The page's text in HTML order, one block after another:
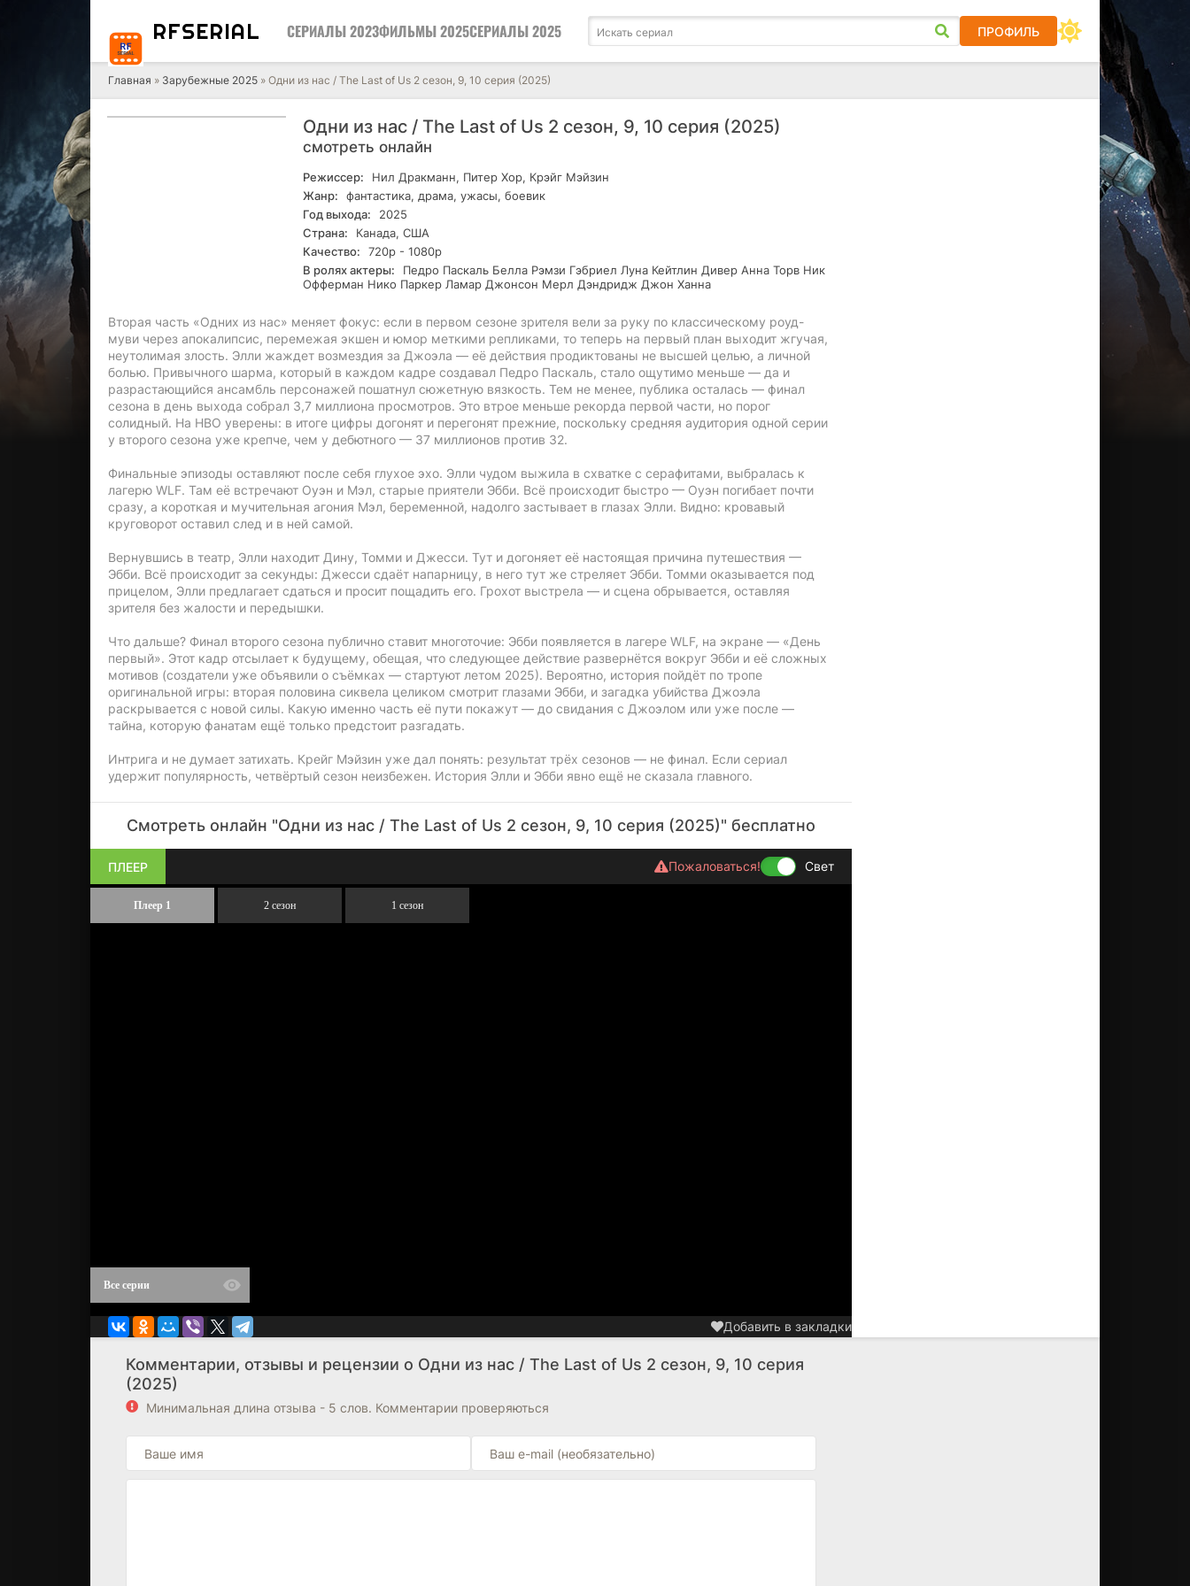
RFSERIAL СЕРИАЛЫ 2023ФИЛЬМЫ 2025СЕРИАЛЫ 2025 ПРОФИЛЬ
Главная » Зарубежные 2025 » Одни из нас / The Last of Us 2 сезон, 9, 10 серия (2025)
Одни из нас / The Last of Us 2 сезон, 9, 10 серия (2025)
смотреть онлайн
Режиссер:
Нил Дракманн, Питер Хор, Крэйг Мэйзин
Жанр:
фантастика, драма, ужасы, боевик
Год выхода:
2025
Страна:
Канада, США
Качество:
720р - 1080р
В ролях актеры:
Педро Паскаль Белла Рэмзи Гэбриел Луна Кейтлин Дивер Анна Торв Ник
Офферман Нико Паркер Ламар Джонсон Мерл Дэндридж Джон Ханна
Вторая часть «Одних из нас» меняет фокус: если в первом сезоне зрителя вели за руку по классическому роуд-
муви через апокалипсис, перемежая экшен и юмор меткими репликами, то теперь на первый план выходит жгучая,
неутолимая злость. Элли жаждет возмездия за Джоэла — её действия продиктованы не высшей целью, а личной
болью. Привычного шарма, который в каждом кадре создавал Педро Паскаль, стало ощутимо меньше — да и
разрастающийся ансамбль персонажей пошатнул сюжетную вязкость. Тем не менее, публика осталась — финал
сезона в день выхода собрал 3,7 миллиона просмотров. Это втрое меньше рекорда первой части, но порог
солидный. На HBO уверены: в итоге цифры догонят и перегонят прежние, поскольку средняя аудитория одной серии
у второго сезона уже крепче, чем у дебютного — 37 миллионов против 32.
Финальные эпизоды оставляют после себя глухое эхо. Элли чудом выжила в схватке с серафитами, выбралась к
лагерю WLF. Там её встречают Оуэн и Мэл, старые приятели Эбби. Всё происходит быстро — Оуэн погибает почти
сразу, а короткая и мучительная агония Мэл, беременной, надолго застывает в глазах Элли. Видно: кровавый
круговорот оставил след и в ней самой.
Вернувшись в театр, Элли находит Дину, Томми и Джесси. Тут и догоняет её настоящая причина путешествия —
Эбби. Всё происходит за секунды: Джесси сдаёт напарницу, в него тут же стреляет Эбби. Томми оказывается под
прицелом, Элли предлагает сдаться и просит пощадить его. Грохот выстрела — и сцена обрывается, оставляя
зрителя без жалости и передышки.
Что дальше? Финал второго сезона публично ставит многоточие: Эбби появляется в лагере WLF, на экране — «День
первый». Этот кадр отсылает к будущему, обещая, что следующее действие развернётся вокруг Эбби и её сложных
мотивов (создатели уже объявили о съёмках — стартуют летом 2025). Вероятно, история пойдёт по тропе
оригинальной игры: вторая половина сиквела целиком смотрит глазами Эбби, и загадка убийства Джоэла
раскрывается с новой силы. Какую именно часть её пути покажут — до свидания с Джоэлом или уже после —
тайна, которую фанатам ещё только предстоит разгадать.
Интрига и не думает затихать. Крейг Мэйзин уже дал понять: результат трёх сезонов — не финал. Если сериал
удержит популярность, четвёртый сезон неизбежен. История Элли и Эбби явно ещё не сказала главного.
Смотреть онлайн "Одни из нас / The Last of Us 2 сезон, 9, 10 серия (2025)" бесплатно
ПЛЕЕР Пожаловаться! Свет
Плеер 1 2 сезон 1 сезон
Все серии
Добавить в закладки
Комментарии, отзывы и рецензии о Одни из нас / The Last of Us 2 сезон, 9, 10 серия
(2025)
Минимальная длина отзыва - 5 слов. Комментарии проверяються